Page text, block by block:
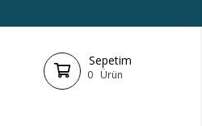
Sepetim
0 Ürün